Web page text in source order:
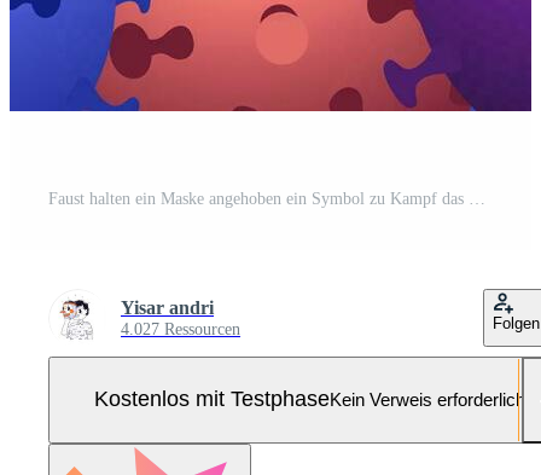
Yisar andri
4.027 Ressourcen Folgen
Kostenlos mit TestphaseKein Verweis erforderlich